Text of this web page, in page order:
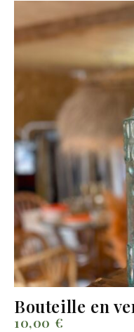
Bouteille en
10,00 €